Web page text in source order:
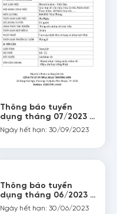
Thông báo tuyển
dụng tháng 07/2023 (
Hiroshimaken – Nhật
Bản )
Ngày hết hạn: 30/09/2023
Thông báo tuyển
dụng tháng 06/2023 (
Aichiken – Nhật Bản )
Ngày hết hạn: 30/06/2023